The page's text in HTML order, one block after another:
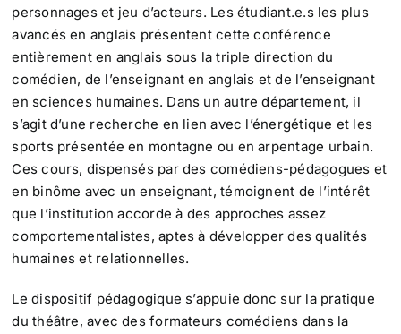
personnages et jeu d’acteurs. Les étudiant.e.s les plus
avancés en anglais présentent cette conférence
entièrement en anglais sous la triple direction du
comédien, de l’enseignant en anglais et de l’enseignant
en sciences humaines. Dans un autre département, il
s’agit d’une recherche en lien avec l’énergétique et les
sports présentée en montagne ou en arpentage urbain.
Ces cours, dispensés par des comédiens-pédagogues et
en binôme avec un enseignant, témoignent de l’intérêt
que l’institution accorde à des approches assez
comportementalistes, aptes à développer des qualités
humaines et relationnelles.
Le dispositif pédagogique s’appuie donc sur la pratique
du théâtre, avec des formateurs comédiens dans la